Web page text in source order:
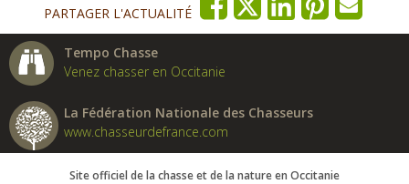
PARTAGER L'ACTUALITÉ
Tempo Chasse
Venez chasser en Occitanie
La Fédération Nationale des Chasseurs
www.chasseurdefrance.com
Site officiel de la chasse et de la nature en Occitanie